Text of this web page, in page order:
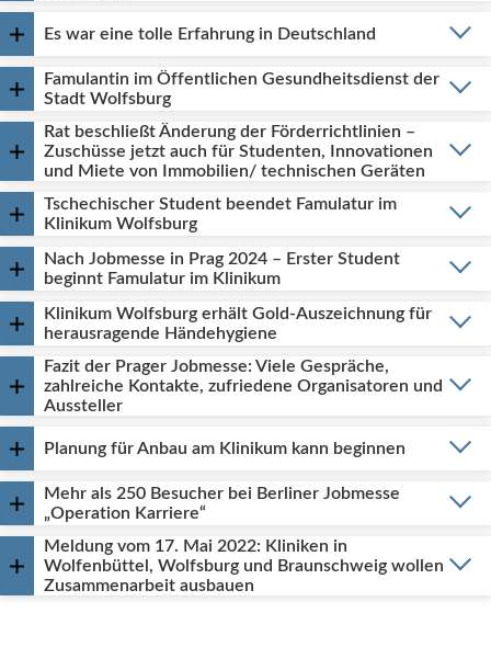
Es war eine tolle Erfahrung in Deutschland
Famulantin im Öffentlichen Gesundheitsdienst der
Stadt Wolfsburg
Rat beschließt Änderung der Förderrichtlinien –
Zuschüsse jetzt auch für Studenten, Innovationen
und Miete von Immobilien/ technischen Geräten
Tschechischer Student beendet Famulatur im
Klinikum Wolfsburg
Nach Jobmesse in Prag 2024 – Erster Student
beginnt Famulatur im Klinikum
Klinikum Wolfsburg erhält Gold-Auszeichnung für
herausragende Händehygiene
Fazit der Prager Jobmesse: Viele Gespräche,
zahlreiche Kontakte, zufriedene Organisatoren und
Aussteller
Planung für Anbau am Klinikum kann beginnen
Mehr als 250 Besucher bei Berliner Jobmesse
„Operation Karriere“
Meldung vom 17. Mai 2022: Kliniken in
Wolfenbüttel, Wolfsburg und Braunschweig wollen
Zusammenarbeit ausbauen